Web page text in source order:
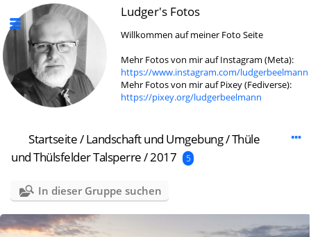
Ludger's Fotos
Willkommen auf meiner Foto Seite
Mehr Fotos von mir auf Instagram (Meta):
https://www.instagram.com/ludgerbeelmann
Mehr Fotos von mir auf Pixey (Fediverse):
https://pixey.org/ludgerbeelmann
Startseite/Landschaft und Umgebung/Thüle
und Thülsfelder Talsperre/2017 5
In dieser Gruppe suchen